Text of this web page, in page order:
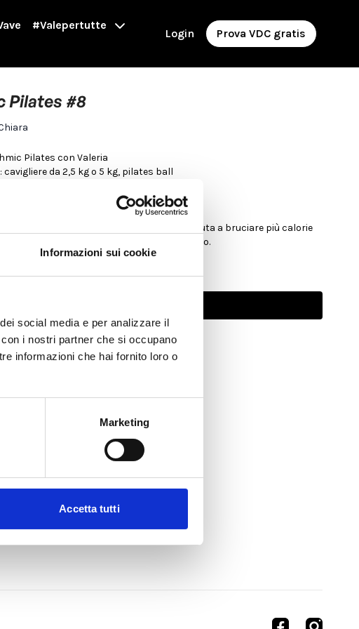
Informazioni sui cookie
social media e per analizzare il
i nostri partner che si occupano
informazioni che hai fornito loro o
Marketing
Accetta tutti
#Valepertutte
Login Prova VDC gratis
Pilates #8
Pilates con Valeria
da 2,5 kg o 5 kg, pilates ball
Si lavora sul sistema cardio vascolare, aiuta a bruciare più calorie
pilates, allenando anche cuore e fiato.
WO forza oppure da solo.